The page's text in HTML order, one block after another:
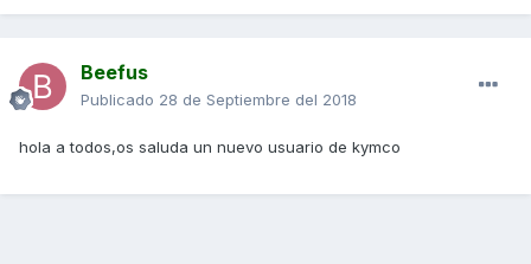
Beefus
Publicado 28 de Septiembre del 2018
hola a todos,os saluda un nuevo usuario de kymco